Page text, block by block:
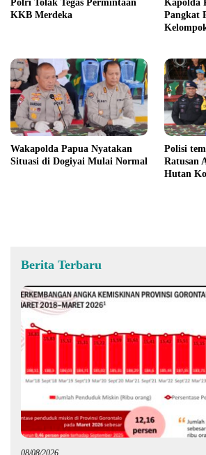
Polri Tolak Tegas Permintaan
KKB Merdeka
Kapolda
Pangkat
Wakapolda Papua Nyatakan
Situasi di Dogiyai Mulai Normal
Polisi
Ratusan
Hutan
Berita Terbaru